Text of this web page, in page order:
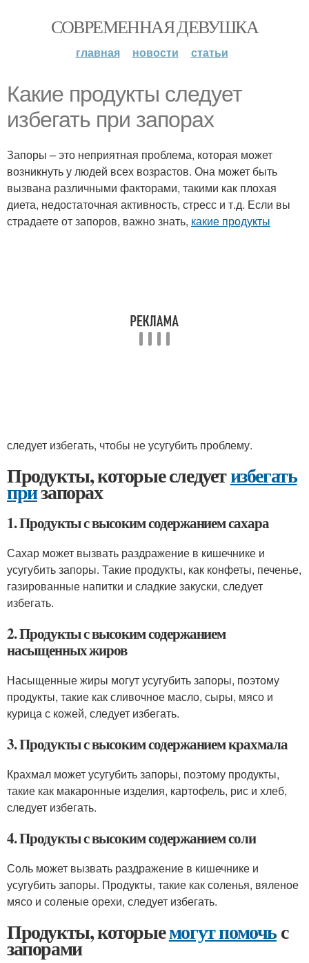
СОВРЕМЕННАЯ ДЕВУШКА
главная новости статьи
Какие продукты следует
избегать при запорах
Запоры – это неприятная проблема, которая может
возникнуть у людей всех возрастов. Она может быть
вызвана различными факторами, такими как плохая
диета, недостаточная активность, стресс и т.д. Если вы
страдаете от запоров, важно знать, какие продукты
следует избегать, чтобы не усугубить проблему.
Продукты, которые следуетизбегать
призапорах
1. Продукты с высоким содержанием сахара
Сахар может вызвать раздражение в кишечнике и
усугубить запоры. Такие продукты, как конфеты, печенье,
газированные напитки и сладкие закуски, следует
избегать.
2. Продукты с высоким содержанием
насыщенных жиров
Насыщенные жиры могут усугубить запоры, поэтому
продукты, такие как сливочное масло, сыры, мясо и
курица с кожей, следует избегать.
3. Продукты с высоким содержанием крахмала
Крахмал может усугубить запоры, поэтому продукты,
такие как макаронные изделия, картофель, рис и хлеб,
следует избегать.
4. Продукты с высоким содержанием соли
Соль может вызвать раздражение в кишечнике и
усугубить запоры. Продукты, такие как соленья, вяленое
мясо и соленые орехи, следует избегать.
Продукты, которыемогут помочьс
запорами